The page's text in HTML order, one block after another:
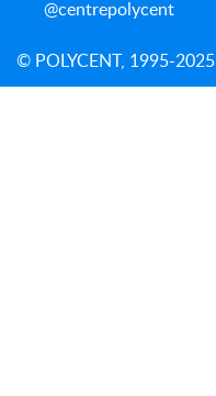
@centrepolycent
© POLYCENT, 1995-2025